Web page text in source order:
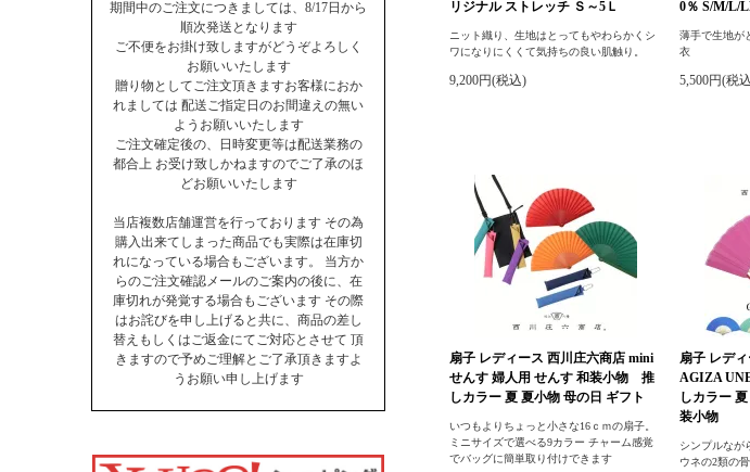
リジナル ストレッチ Ｓ～5Ｌ
ニット織り、生地はとってもやわらかくシ
ワになりにくくて気持ちの良い肌触り。
9,200円(税込)
0％ S/M/
薄手で生地が
衣
5,500円(税
扇子 レディース 西川庄六商店 mini
せんす 婦人用 せんす 和装小物 推
しカラー 夏 夏小物 母の日 ギフト
いつもよりちょっと小さな16ｃｍの扇子。
ミニサイズで選べる9カラー チャーム感覚
でバッグに簡単取り付けできます
扇子 レデ
AGIZA
しカラー
装小物
シンプルなが
ウネの2類の
期間中のご注文につきましては、8/17日から
順次発送となります
ご不便をお掛け致しますがどうぞよろしく
お願いいたします
贈り物としてご注文頂きますお客様におか
れましては 配送ご指定日のお間違えの無い
ようお願いいたします
ご注文確定後の、日時変更等は配送業務の
都合上 お受け致しかねますのでご了承のほ
どお願いいたします
当店複数店舗運営を行っております その為
購入出来てしまった商品でも実際は在庫切
れになっている場合もございます。 当方か
らのご注文確認メールのご案内の後に、在
庫切れが発覚する場合もございます その際
はお詫びを申し上げると共に、商品の差し
替えもしくはご返金にてご対応とさせて 頂
きますので予めご理解とご了承頂きますよ
うお願い申し上げます